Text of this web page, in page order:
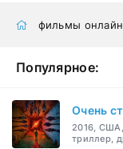
фильмы онлайн
Популярное:
Очень
2016, США,
триллер,